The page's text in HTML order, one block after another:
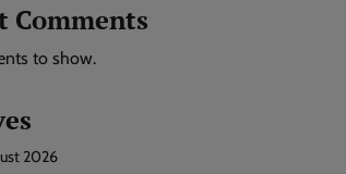
Comments
to show.
2026